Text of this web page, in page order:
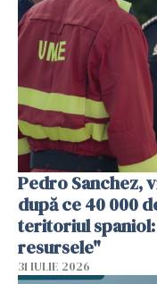
Pedro Sanchez,
după ce 40 000
teritoriul spaniol:
resursele"
31 IULIE 2026